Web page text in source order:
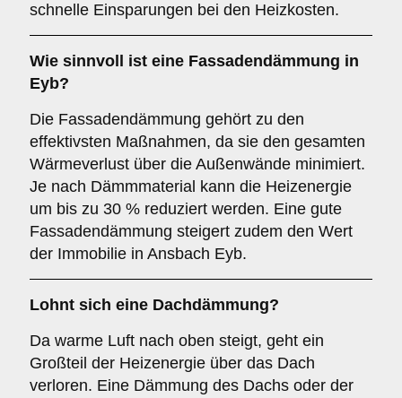
schnelle Einsparungen bei den Heizkosten.
Wie sinnvoll ist eine Fassadendämmung in
Eyb?
Die Fassadendämmung gehört zu den
effektivsten Maßnahmen, da sie den gesamten
Wärmeverlust über die Außenwände minimiert.
Je nach Dämmmaterial kann die Heizenergie
um bis zu 30 % reduziert werden. Eine gute
Fassadendämmung steigert zudem den Wert
der Immobilie in Ansbach Eyb.
Lohnt sich eine Dachdämmung?
Da warme Luft nach oben steigt, geht ein
Großteil der Heizenergie über das Dach
verloren. Eine Dämmung des Dachs oder der